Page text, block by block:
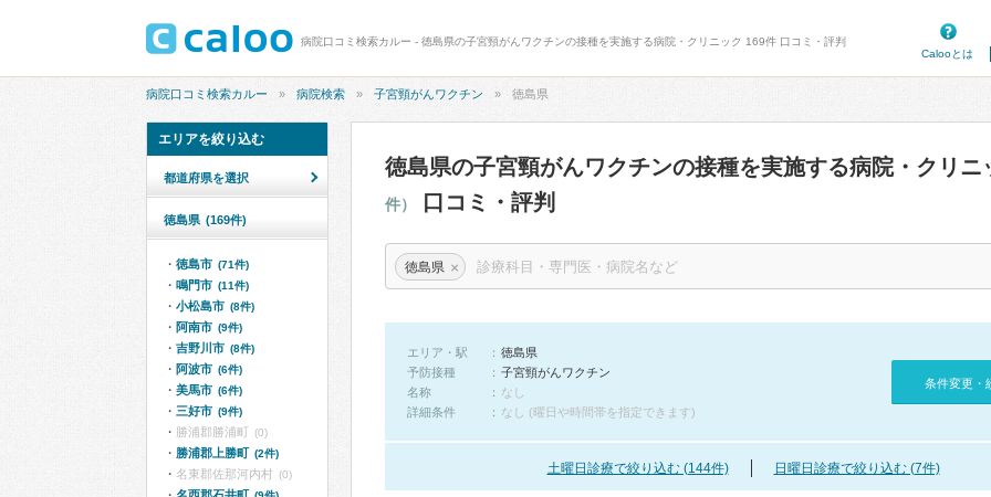
病院口コミ検索カルー - 徳島県の子宮頸がんワクチンの接種を実施する病院・クリニック 169件 口コミ・評判
Calooとは
病院口コミ検索カルー 病院検索 子宮頸がんワクチン 徳島県
徳島県の子宮頸がんワクチンの接種を実施する病院・クリ
件） 口コミ・評判
徳島県 ×
エリア・駅
徳島県
予防接種
子宮頸がんワクチン
名称
なし
詳細条件
なし (曜日や時間帯を指定できます)
条件変更・
土曜日診療で絞り込む (144件) 日曜日診療で絞り込む (7件)
エリアを絞り込む
都道府県を選択
徳島県 (169件)
徳島市 (71件)
鳴門市 (11件)
小松島市 (8件)
阿南市 (9件)
吉野川市 (8件)
阿波市 (6件)
美馬市 (6件)
三好市 (9件)
勝浦郡勝浦町 (0)
勝浦郡上勝町 (2件)
名東郡佐那河内村 (0)